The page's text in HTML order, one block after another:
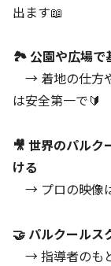
出ます📖
🏞 公園や広場で
→ 着地の仕方
は安全第一で🔰
🎥 世界のパルク
ける
→ プロの映像
🤝 パルクールス
→ 指導者のも